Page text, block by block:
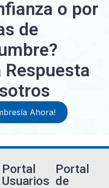
o por
de
Respuesta
Ahora!
Portal
Usuarios
Portal
de